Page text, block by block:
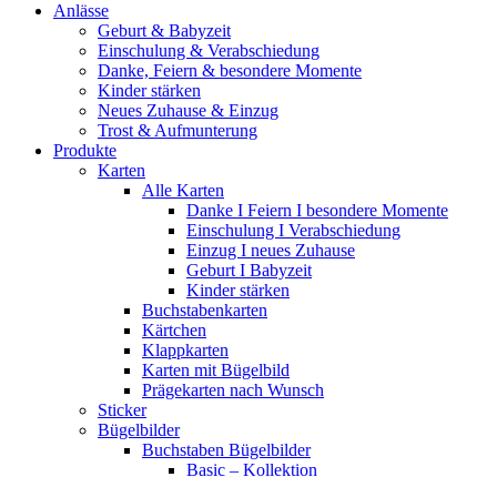
Anlässe
Geburt & Babyzeit
Einschulung & Verabschiedung
Danke, Feiern & besondere Momente
Kinder stärken
Neues Zuhause & Einzug
Trost & Aufmunterung
Produkte
Karten
Alle Karten
Danke I Feiern I besondere Momente
Einschulung I Verabschiedung
Einzug I neues Zuhause
Geburt I Babyzeit
Kinder stärken
Buchstabenkarten
Kärtchen
Klappkarten
Karten mit Bügelbild
Prägekarten nach Wunsch
Sticker
Bügelbilder
Buchstaben Bügelbilder
Basic – Kollektion